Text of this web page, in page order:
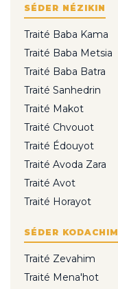
SÉDER NÉZIKIN
Traité Baba Kama
Traité Baba Metsia
Traité Baba Batra
Traité Sanhedrin
Traité Makot
Traité Chvouot
Traité Édouyot
Traité Avoda Zara
Traité Avot
Traité Horayot
SÉDER KODACHIM
Traité Zevahim
Traité Mena'hot